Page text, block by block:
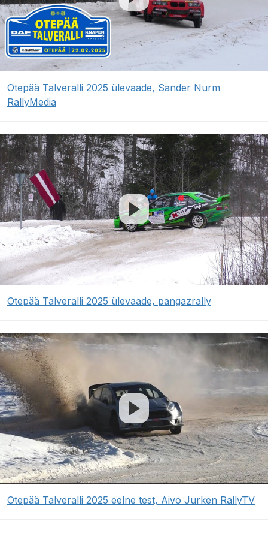
Otepää Talveralli 2025 ülevaade, Sander Nurm
RallyMedia
Otepää Talveralli 2025 ülevaade, pangazrally
Otepää Talveralli 2025 eelne test, Aivo Jurken RallyTV